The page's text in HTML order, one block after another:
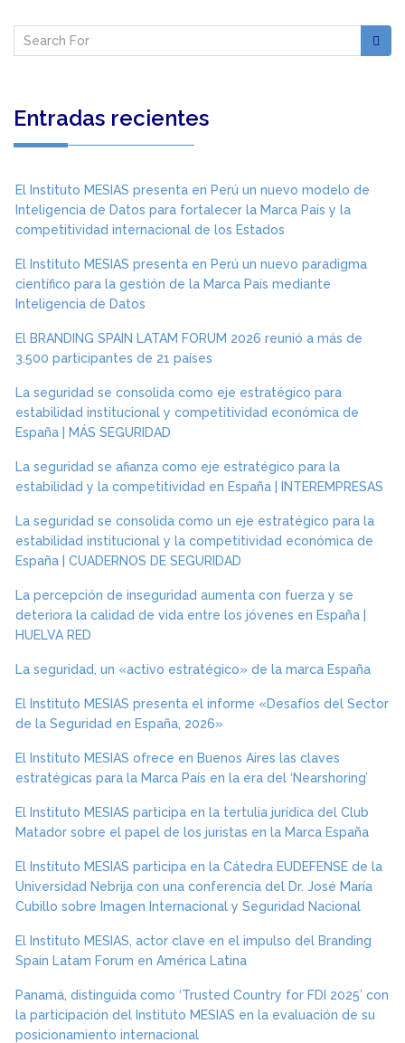
Entradas recientes
El Instituto MESIAS presenta en Perú un nuevo modelo de
Inteligencia de Datos para fortalecer la Marca País y la
competitividad internacional de los Estados
El Instituto MESIAS presenta en Perú un nuevo paradigma
científico para la gestión de la Marca País mediante
Inteligencia de Datos
El BRANDING SPAIN LATAM FORUM 2026 reunió a más de
3.500 participantes de 21 países
La seguridad se consolida como eje estratégico para
estabilidad institucional y competitividad económica de
España | MÁS SEGURIDAD
La seguridad se afianza como eje estratégico para la
estabilidad y la competitividad en España | INTEREMPRESAS
La seguridad se consolida como un eje estratégico para la
estabilidad institucional y la competitividad económica de
España | CUADERNOS DE SEGURIDAD
La percepción de inseguridad aumenta con fuerza y se
deteriora la calidad de vida entre los jóvenes en España |
HUELVA RED
La seguridad, un «activo estratégico» de la marca España
El Instituto MESIAS presenta el informe «Desafíos del Sector
de la Seguridad en España, 2026»
El Instituto MESIAS ofrece en Buenos Aires las claves
estratégicas para la Marca País en la era del ‘Nearshoring’
El Instituto MESIAS participa en la tertulia jurídica del Club
Matador sobre el papel de los juristas en la Marca España
El Instituto MESIAS participa en la Cátedra EUDEFENSE de la
Universidad Nebrija con una conferencia del Dr. José María
Cubillo sobre Imagen Internacional y Seguridad Nacional
El Instituto MESIAS, actor clave en el impulso del Branding
Spain Latam Forum en América Latina
Panamá, distinguida como ‘Trusted Country for FDI 2025’ con
la participación del Instituto MESIAS en la evaluación de su
posicionamiento internacional